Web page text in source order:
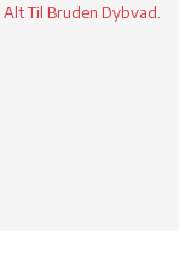
Alt Til Bruden Dybvad